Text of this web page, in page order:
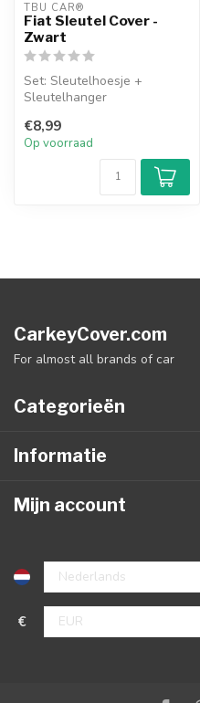
TBU CAR®
Fiat Sleutel Cover -
Zwart
Set: Sleutelhoesje +
Sleutelhanger
€8,99
Op voorraad
CarkeyCover.com
For almost all brands of car
Categorieën
Informatie
Mijn account
€